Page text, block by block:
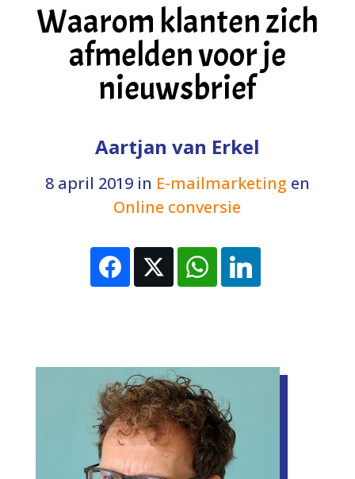
Waarom klanten zich
afmelden voor je
nieuwsbrief
Aartjan van Erkel
8 april 2019in E-mailmarketing en
Online conversie